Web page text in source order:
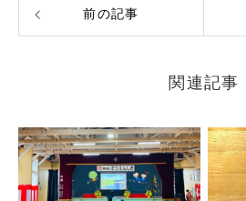
前の記事
関連記事